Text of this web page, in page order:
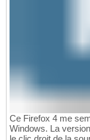
Ce Firefox 4 me
Windows. La